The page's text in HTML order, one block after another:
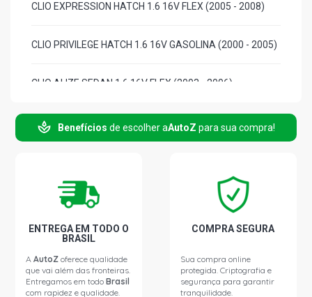
CLIO EXPRESSION HATCH 1.6 16V FLEX (2005 - 2008)
CLIO PRIVILEGE HATCH 1.6 16V GASOLINA (2000 - 2005)
CLIO ALIZE SEDAN 1.6 16V FLEX (2003 - 2006)
CLIO AUTHENTIQUE SEDAN 1.6 16V FLEX (2005 - 2008)
CLIO PRIVILEGE SEDAN 1.6 16V FLEX (2005 - 2009)
CLIO BOTIC SEDAN 1.6 16V GASOLINA (2000 - 2005)
CLIO EXPRESSION SEDAN 1.6 16V GASOLINA (2000 -
2005)
Benefícios de escolher aAutoZ para sua compra!
ENTREGA EM TODO O
BRASIL
AAutoZ oferece qualidade
que vai além das fronteiras.
Entregamos em todoBrasil
com rapidez e qualidade.
COMPRA SEGURA
Sua compra online
protegida. Criptografia e
segurança para garantir
tranquilidade.